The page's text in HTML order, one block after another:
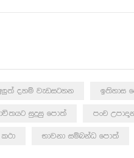
දහම් වැඩසටහන ඉතිහාස
සුදුසු පොත් පංච
භාවනා සම්බන්ධ පොත්